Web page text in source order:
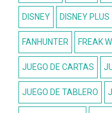
JUEGO DE CARTAS
JUEGO DE TABLERO
JUEGOS DE ROL
MITOS DE CTHULHU
PATHFINDER